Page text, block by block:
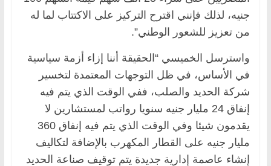
جنيه، لذلك فإنني اقترح التركيز على الاكتتاب لما له
من تعزيز للشعور الوطني”.
واسترسل الخميسي “الحقيقة أننا إزاء أزمة سياسية
في الأساس، في ظل التوجهات المعتمدة لتخسير
شركة الحديد والصلب، ففي الوقت الذي يتم فيه
إنفاق 24 مليار جنيه سنويا رواتب لمستشارين لا
يقدمون شيئا وفي الوقت الذي يتم فيه إنفاق 360
مليار جنيه على القطار المكهرب بالإضافة لتكاليف
إنشاء عاصمة إدارية جديدة يتم توقيف صناعة الحديد